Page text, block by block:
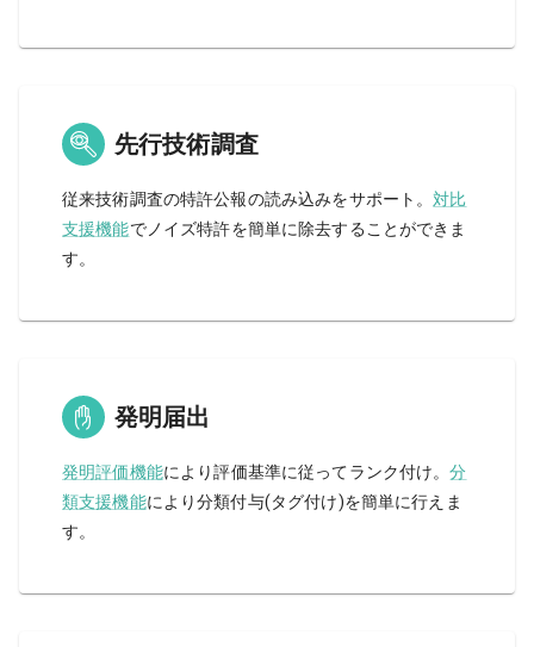
先行技術調査
従来技術調査の特許公報の読み込みをサポート。対比
支援機能でノイズ特許を簡単に除去することができま
す。
発明届出
発明評価機能により評価基準に従ってランク付け。分
類支援機能により分類付与(タグ付け)を簡単に行えま
す。